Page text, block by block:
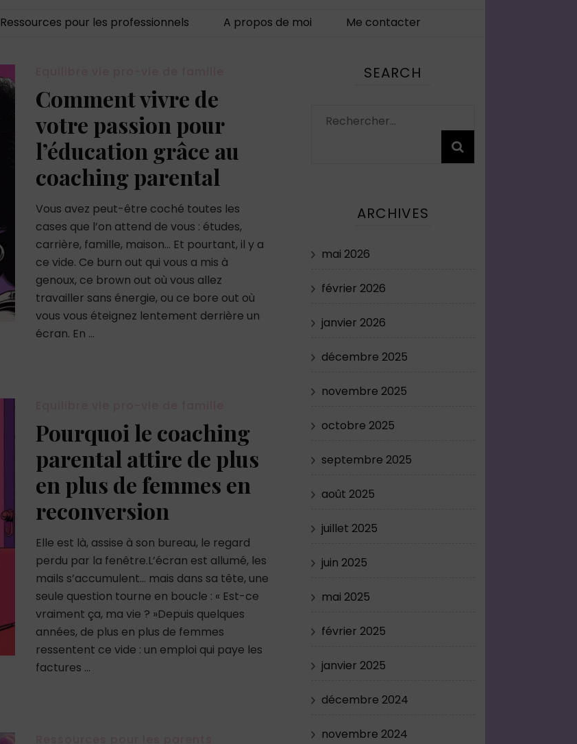
Ressources pour les professionnels A propos de moi Me contacter
Comment vivre de
votre passion pour
l’éducation grâce au
coaching parental
Vous avez peut-être coché toutes les
cases que l’on attend de vous : études,
carrière, famille, maison… Et pourtant, il y a
ce vide. Ce burn out qui vous a mis à
genoux, ce brown out où vous allez
travailler sans énergie, ou ce bore out où
vous vous éteignez lentement derrière un
écran. En …
Pourquoi le coaching
parental attire de plus
en plus de femmes en
reconversion
Elle est là, assise à son bureau, le regard
perdu par la fenêtre.L’écran est allumé, les
mails s’accumulent… mais dans sa tête, une
seule question tourne en boucle : « Est-ce
vraiment ça, ma vie ? »Depuis quelques
années, de plus en plus de femmes
ressentent ce vide : un emploi qui paye les
factures …
SEARCH
Rechercher :
ARCHIVES
mai 2026
février 2026
janvier 2026
décembre 2025
novembre 2025
octobre 2025
septembre 2025
août 2025
juillet 2025
juin 2025
mai 2025
février 2025
janvier 2025
décembre 2024
novembre 2024